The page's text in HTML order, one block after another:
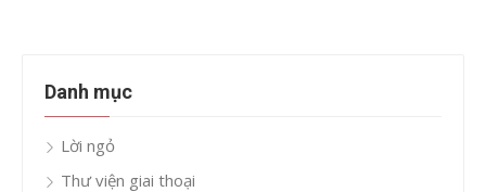
Danh mục
Lời ngỏ
Thư viện giai thoại